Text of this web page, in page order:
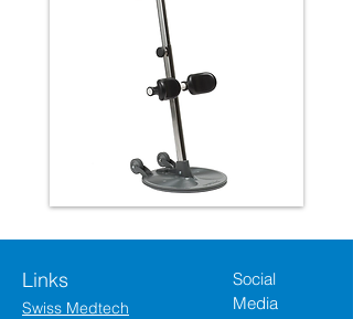
Social
Media
Links
Swiss Medtech